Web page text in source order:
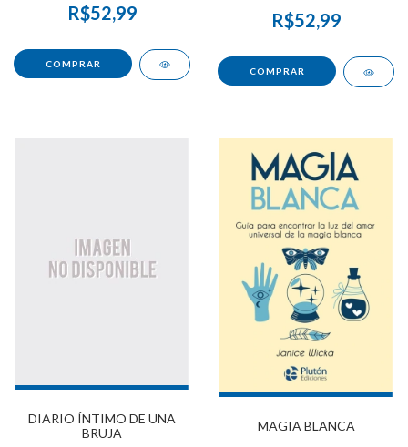
R$52,99 R$52,99
DIARIO ÍNTIMO DE UNA
BRUJA
MAGIA BLANCA